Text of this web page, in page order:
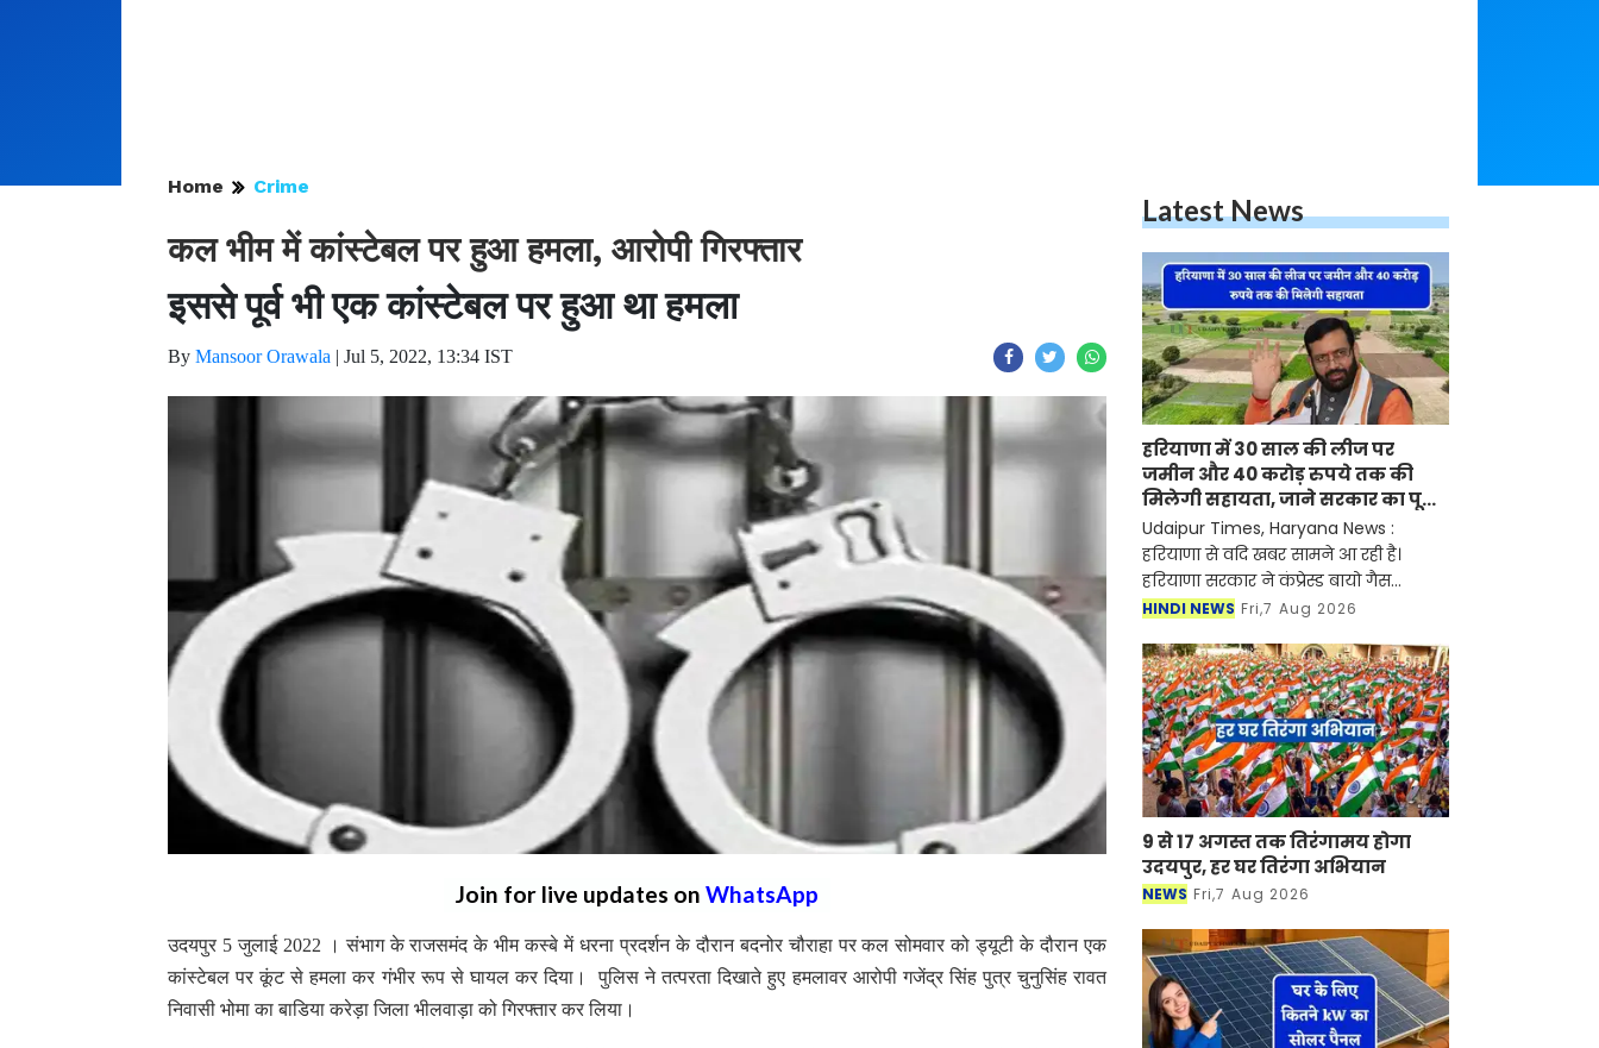
Home Crime
कल भीम में कांस्टेबल पर हुआ हमला, आरोपी गिरफ्तार
इससे पूर्व भी एक कांस्टेबल पर हुआ था हमला
By Mansoor Orawala | Jul 5, 2022, 13:34 IST
Join for live updates on WhatsApp
उदयपुर 5 जुलाई 2022 । संभाग के राजसमंद के भीम कस्बे में धरना प्रदर्शन के दौरान बदनोर चौराहा पर कल सोमवार को ड्यूटी के दौरान एक
कांस्टेबल पर कूंट से हमला कर गंभीर रूप से घायल कर दिया। पुलिस ने तत्परता दिखाते हुए हमलावर आरोपी गजेंद्र सिंह पुत्र चुनुसिंह रावत
निवासी भोमा का बाडिया करेड़ा जिला भीलवाड़ा को गिरफ्तार कर लिया।
Latest News
हरियाणा में 30 साल की लीज पर
जमीन और 40 करोड़ रुपये तक की
मिलेगी सहायता, जाने सरकार का पूरा
प्लान ?
Udaipur Times, Haryana News :
हरियाणा से वदि खबर सामने आ रही है।
हरियाणा सरकार ने कंप्रेस्ड बायो गैस
(सीबीजी) उत्पादन को बढ़ावा देने को
मसौदा तैयार किया है। प्र
HINDI NEWS Fri,7 Aug 2026
9 से 17 अगस्त तक तिरंगामय होगा
उदयपुर, हर घर तिरंगा अभियान
NEWS Fri,7 Aug 2026